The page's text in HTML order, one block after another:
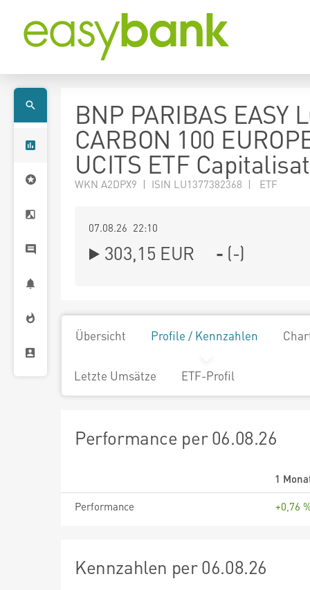
BNP PARIBAS EASY
CARBON 100
UCITS ETF
WKN A2DPX9 | ISIN LU1377382368 | ETF
07.08.26 22:10
303,15 EUR - (-)
Übersicht Profile / Kennzahlen
Letzte Umsätze ETF-Profil
Performance per 06.08.26
1
Performance
+0,76
Kennzahlen per 06.08.26